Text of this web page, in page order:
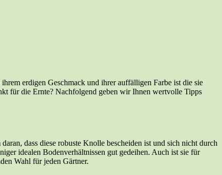
erdigen Geschmack und ihrer auffälligen Farbe ist die sie
für die Ernte? Nachfolgend geben wir Ihnen wertvolle Tipps
dass diese robuste Knolle bescheiden ist und sich nicht durch
idealen Bodenverhältnissen gut gedeihen. Auch ist sie für
Wahl für jeden Gärtner.